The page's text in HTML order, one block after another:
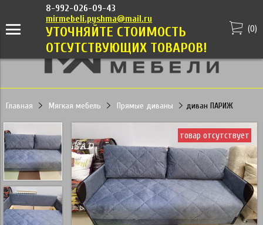
8-992-026-09-43
mirmebeli.pyshma@mail.ru
УТОЧНЯЙТЕ СТОИМОСТЬ
ОТСУТСТВУЮЩИХ ТОВАРОВ!
(0)
Главная Мягкая мебель Прямые диваны диван ПАРИЖ
товар отсутствует